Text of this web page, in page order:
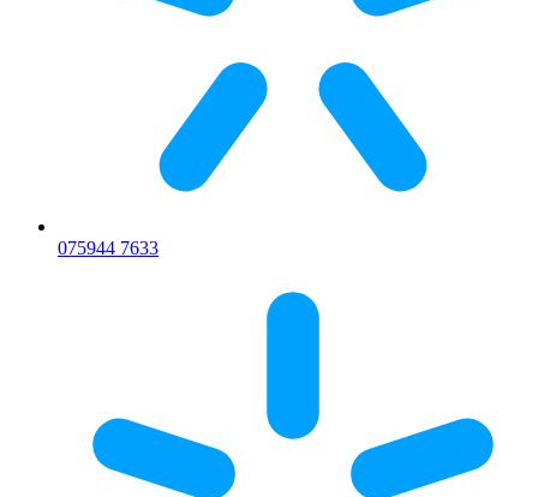
075944 7633